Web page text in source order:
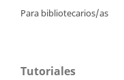
Para bibliotecarios/as
Tutoriales